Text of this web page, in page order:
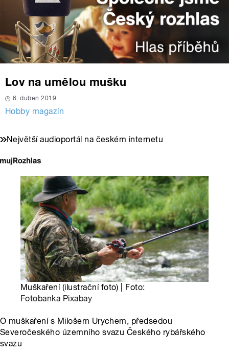
Lov na umělou mušku
6. duben 2019
Hobby magazín
Největší audioportál na českém internetu
Muškaření (ilustrační foto) | Foto:
Fotobanka Pixabay
O muškaření s Milošem Urychem, předsedou
Severočeského územního svazu Českého rybářského
svazu